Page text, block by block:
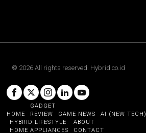
© 2026 All rights reserved. Hybrid.co.id
HOME
GADGET
REVIEW
GAME NEWS AI (NEW TECH)
HYBRID LIFESTYLE
HOME APPLIANCES
ABOUT
CONTACT